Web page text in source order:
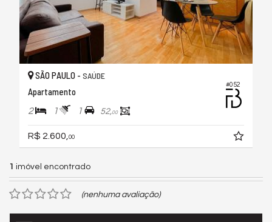
#052
SÃO PAULO - SAÚDE
Apartamento
2 1 1 52,00
R$ 2.600, 00
1 imóvel encontrado
(nenhuma avaliação)